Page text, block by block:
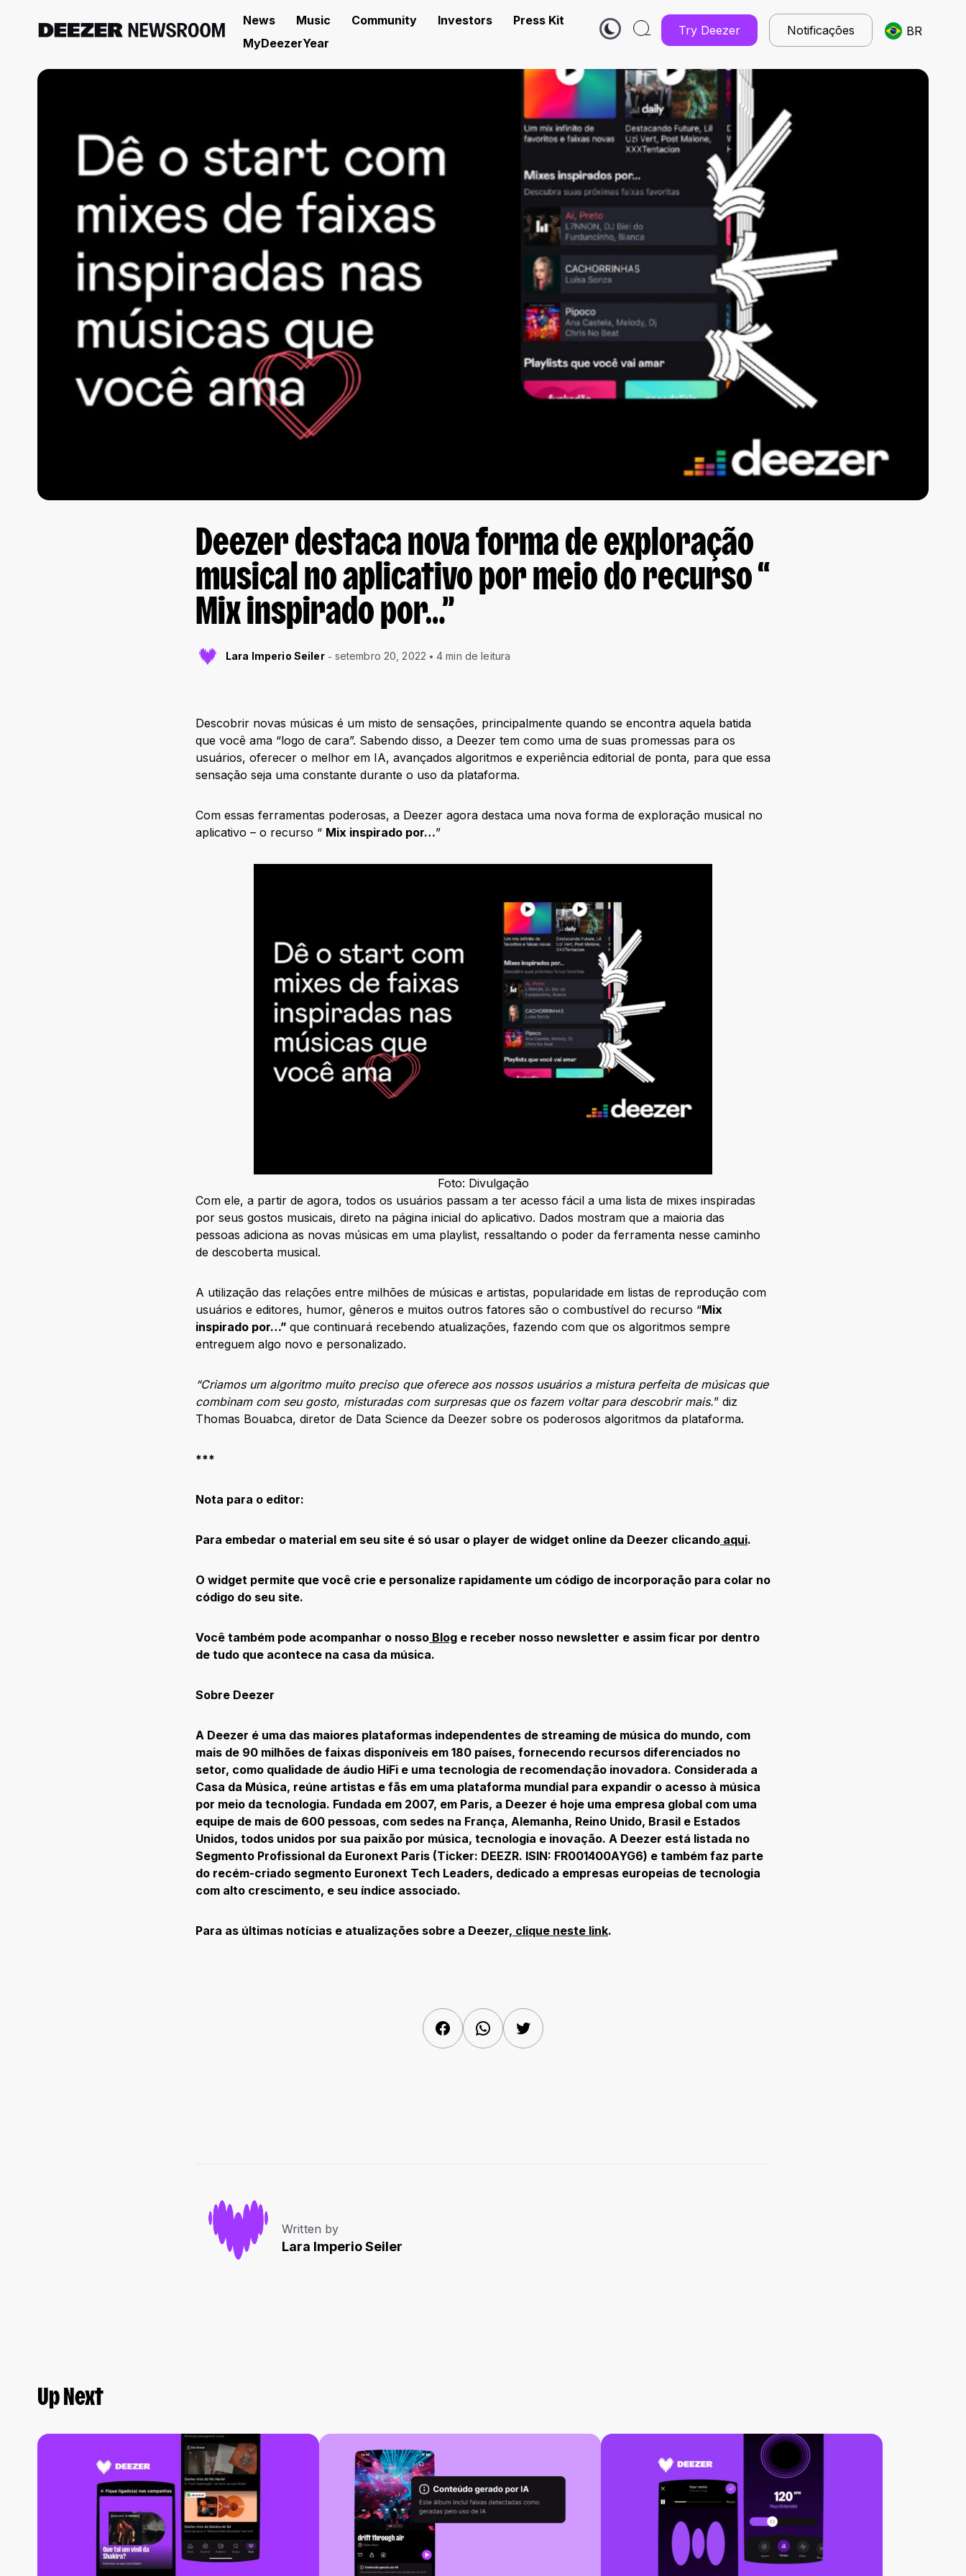
News Music Community Investors
Press Kit
MyDeezerYear
Try Deezer Notificações BR
Deezer destaca nova forma de exploração
musical no aplicativo por meio do recurso “
Mix inspirado por…”
Lara Imperio Seiler setembro 20, 2022 4 min de leitura
Descobrir novas músicas é um misto de sensações, principalmente quando se encontra aquela batida
que você ama “logo de cara”. Sabendo disso, a Deezer tem como uma de suas promessas para os
usuários, oferecer o melhor em IA, avançados algoritmos e experiência editorial de ponta, para que essa
sensação seja uma constante durante o uso da plataforma.
Com essas ferramentas poderosas, a Deezer agora destaca uma nova forma de exploração musical no
aplicativo – o recurso “ Mix inspirado por…”
Foto: Divulgação
Com ele, a partir de agora, todos os usuários passam a ter acesso fácil a uma lista de mixes inspiradas
por seus gostos musicais, direto na página inicial do aplicativo. Dados mostram que a maioria das
pessoas adiciona as novas músicas em uma playlist, ressaltando o poder da ferramenta nesse caminho
de descoberta musical.
A utilização das relações entre milhões de músicas e artistas, popularidade em listas de reprodução com
usuários e editores, humor, gêneros e muitos outros fatores são o combustível do recurso “Mix
inspirado por…” que continuará recebendo atualizações, fazendo com que os algoritmos sempre
entreguem algo novo e personalizado.
“Criamos um algoritmo muito preciso que oferece aos nossos usuários a mistura perfeita de músicas que
combinam com seu gosto, misturadas com surpresas que os fazem voltar para descobrir mais.” diz
Thomas Bouabca, diretor de Data Science da Deezer sobre os poderosos algoritmos da plataforma.
***
Nota para o editor:
Para embedar o material em seu site é só usar o player de widget online da Deezer clicando aqui.
O widget permite que você crie e personalize rapidamente um código de incorporação para colar no
código do seu site.
Você também pode acompanhar o nosso Blog e receber nosso newsletter e assim ficar por dentro
de tudo que acontece na casa da música.
Sobre Deezer
A Deezer é uma das maiores plataformas independentes de streaming de música do mundo, com
mais de 90 milhões de faixas disponíveis em 180 países, fornecendo recursos diferenciados no
setor, como qualidade de áudio HiFi e uma tecnologia de recomendação inovadora. Considerada a
Casa da Música, reúne artistas e fãs em uma plataforma mundial para expandir o acesso à música
por meio da tecnologia. Fundada em 2007, em Paris, a Deezer é hoje uma empresa global com uma
equipe de mais de 600 pessoas, com sedes na França, Alemanha, Reino Unido, Brasil e Estados
Unidos, todos unidos por sua paixão por música, tecnologia e inovação. A Deezer está listada no
Segmento Profissional da Euronext Paris (Ticker: DEEZR. ISIN: FR001400AYG6) e também faz parte
do recém-criado segmento Euronext Tech Leaders, dedicado a empresas europeias de tecnologia
com alto crescimento, e seu índice associado.
Para as últimas notícias e atualizações sobre a Deezer, clique neste link.
FacebookWhatsAppTwitter
Written by
Lara Imperio Seiler
Up Next